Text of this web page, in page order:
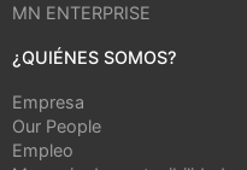
MN ENTERPRISE
¿QUIÉNES SOMOS?
Empresa
Our People
Empleo